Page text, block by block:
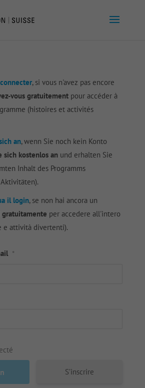
, si vous n'avez pas encore
vous gratuitementpour accéder à
(histoires et activités
an, wenn Sie noch kein Konto
sich kostenlos anund erhalten Sie
Inhalt des Programms
il login, se non hai ancora un
per accedere all'intero
e attività divertenti).
*
S’inscrire